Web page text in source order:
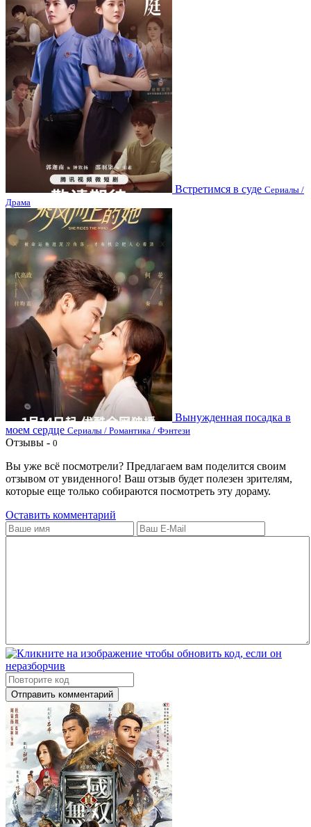
Встретимся в суде Сериалы /
Драма
Вынужденная посадка в
моем сердце Сериалы / Романтика / Фэнтези
Отзывы - 0
Вы уже всё посмотрели? Предлагаем вам поделится своим
отзывом от увиденного! Ваш отзыв будет полезен зрителям,
которые еще только собираются посмотреть эту дораму.
Оставить комментарий
Отправить комментарий